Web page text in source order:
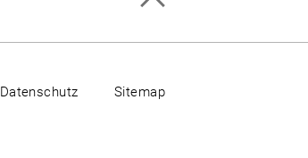
Datenschutz Sitemap